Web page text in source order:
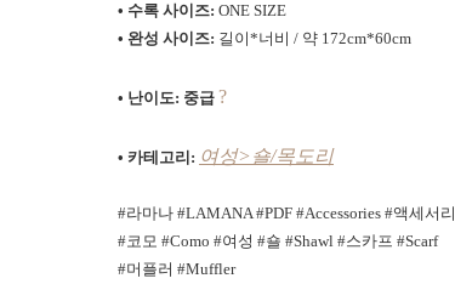
• 수록 사이즈: ONE SIZE
• 완성 사이즈: 길이*너비 / 약 172cm*60cm
• 난이도: 중급 ?
• 카테고리: 여성>숄/목도리
#라마나 #LAMANA #PDF #Accessories #액세서리
#코모 #Como #여성 #숄 #Shawl #스카프 #Scarf
#머플러 #Muffler